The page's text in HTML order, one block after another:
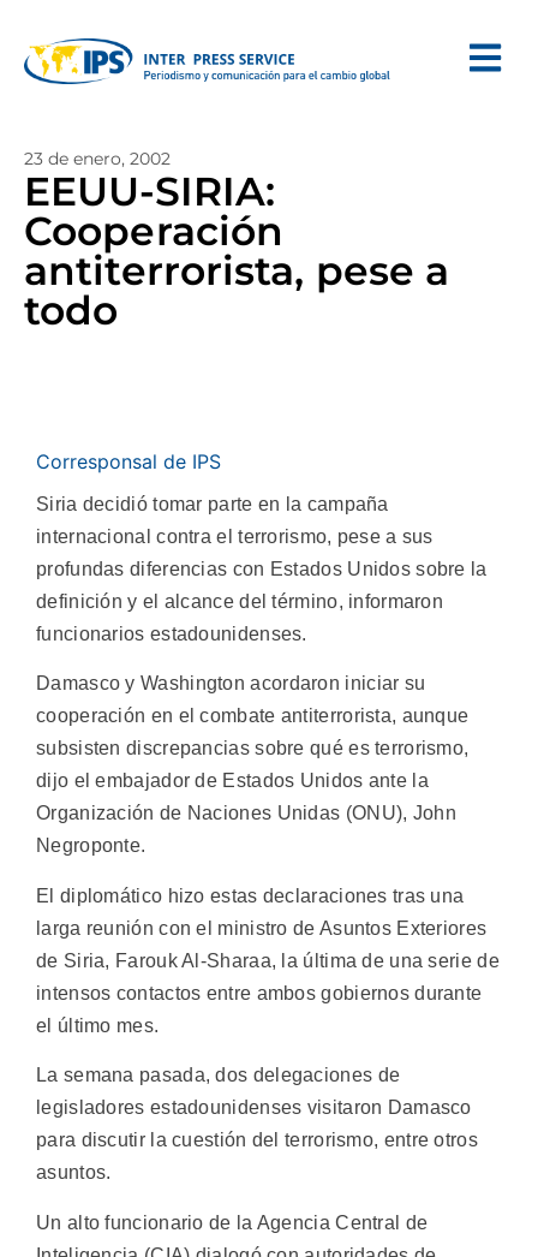
23 de enero, 2002
EEUU-SIRIA:
Cooperación
antiterrorista, pese a
todo
Corresponsal de IPS
Siria decidió tomar parte en la campaña
internacional contra el terrorismo, pese a sus
profundas diferencias con Estados Unidos sobre la
definición y el alcance del término, informaron
funcionarios estadounidenses.
Damasco y Washington acordaron iniciar su
cooperación en el combate antiterrorista, aunque
subsisten discrepancias sobre qué es terrorismo,
dijo el embajador de Estados Unidos ante la
Organización de Naciones Unidas (ONU), John
Negroponte.
El diplomático hizo estas declaraciones tras una
larga reunión con el ministro de Asuntos Exteriores
de Siria, Farouk Al-Sharaa, la última de una serie de
intensos contactos entre ambos gobiernos durante
el último mes.
La semana pasada, dos delegaciones de
legisladores estadounidenses visitaron Damasco
para discutir la cuestión del terrorismo, entre otros
asuntos.
Un alto funcionario de la Agencia Central de